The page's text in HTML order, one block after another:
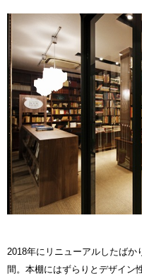
2018年にリニューアルしたば
間。本棚にはずらりとデザイン